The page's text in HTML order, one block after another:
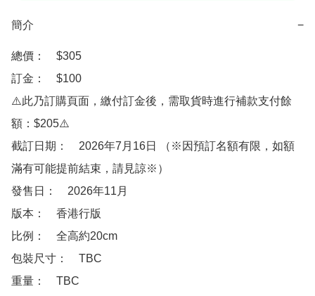
簡介 −
總價：　$305
訂金：　$100
⚠️此乃訂購頁面，繳付訂金後，需取貨時進行補款支付餘
額：$205⚠️
截訂日期：　2026年7月16日 （※因預訂名額有限，如額
滿有可能提前結束，請見諒※）
發售日：　2026年11月
版本：　香港行版
比例：　全高約20cm
包裝尺寸：　TBC
重量：　TBC